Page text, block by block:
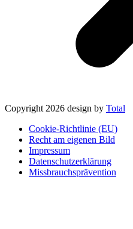
Copyright 2026 design by Total
Cookie-Richtlinie (EU)
Recht am eigenen Bild
Impressum
Datenschutzerklärung
Missbrauchsprävention